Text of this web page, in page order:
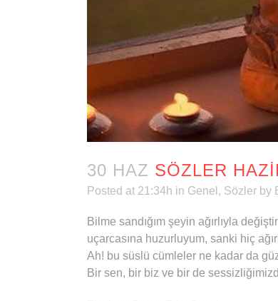
30 HAZ SÖZLER
Posted at 21:34h in Genel , Sözler by
Bilme sandığım şeyin ağırlıyla
uçarcasına huzurluyum, sanki hiç
Ah! bu süslü cümleler ne kadar da
Bir sen, bir biz ve bir de